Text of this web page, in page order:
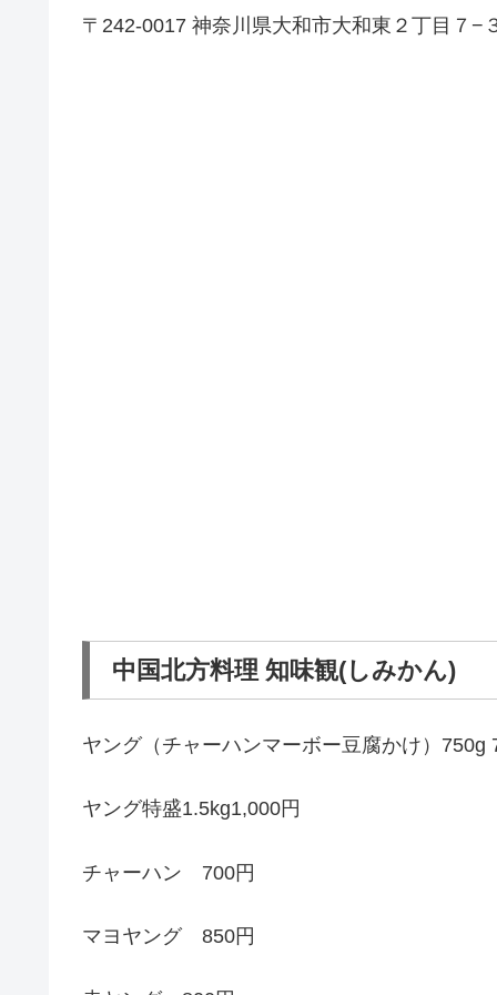
〒242-0017 神奈川県大和市大和東２丁目７−
中国北方料理 知味観(しみかん)
ヤング（チャーハンマーボー豆腐かけ）750g
ヤング特盛1.5kg1,000円
チャーハン 700円
マヨヤング 850円